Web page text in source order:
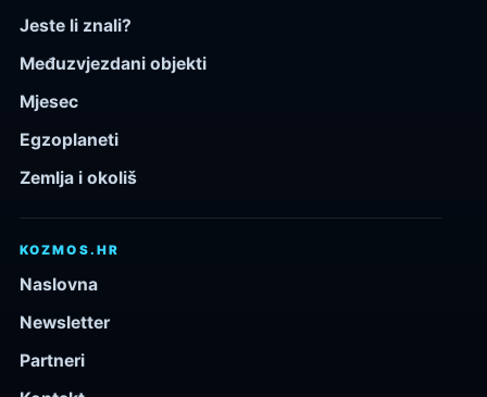
Jeste li znali?
Međuzvjezdani objekti
Mjesec
Egzoplaneti
Zemlja i okoliš
KOZMOS.HR
Naslovna
Newsletter
Partneri